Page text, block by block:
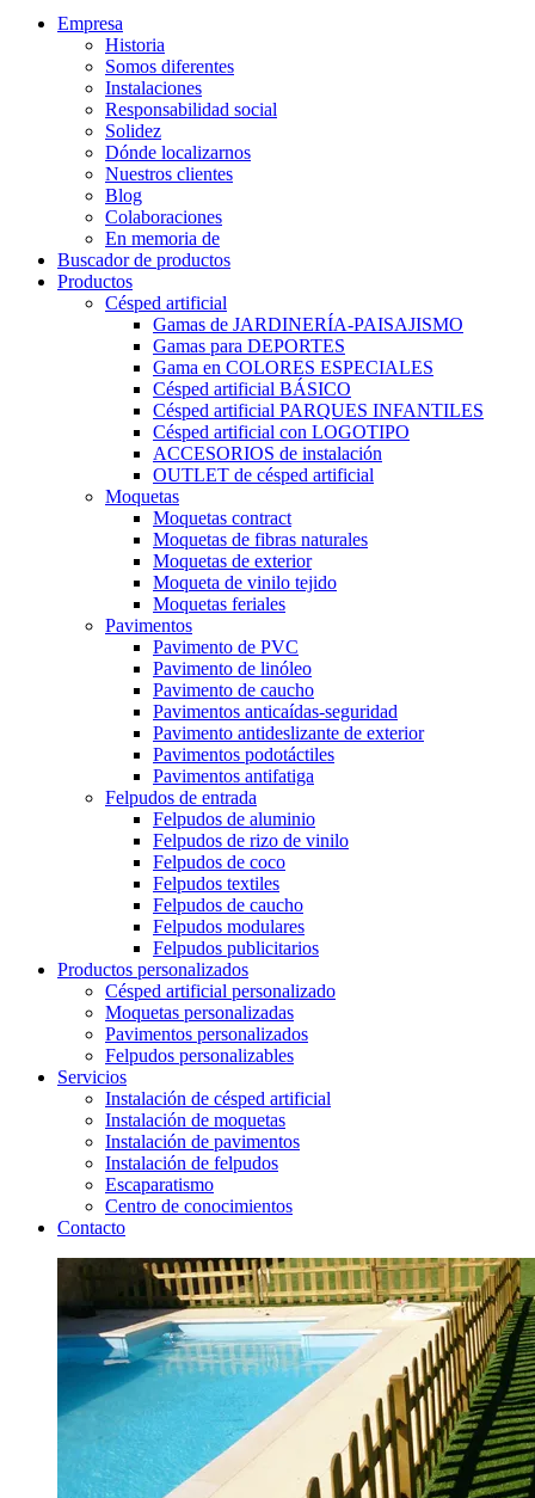
116
96
57
Empresa
Historia
Somos diferentes
Instalaciones
Responsabilidad social
Solidez
Dónde localizarnos
Nuestros clientes
Blog
Colaboraciones
En memoria de
Buscador de productos
Productos
Césped artificial
Gamas de JARDINERÍA-PAISAJISMO
Gamas para DEPORTES
Gama en COLORES ESPECIALES
Césped artificial BÁSICO
Césped artificial PARQUES INFANTILES
Césped artificial con LOGOTIPO
ACCESORIOS de instalación
OUTLET de césped artificial
Moquetas
Moquetas contract
Moquetas de fibras naturales
Moquetas de exterior
Moqueta de vinilo tejido
Moquetas feriales
Pavimentos
Pavimento de PVC
Pavimento de linóleo
Pavimento de caucho
Pavimentos anticaídas-seguridad
Pavimento antideslizante de exterior
Pavimentos podotáctiles
Pavimentos antifatiga
Felpudos de entrada
Felpudos de aluminio
Felpudos de rizo de vinilo
Felpudos de coco
Felpudos textiles
Felpudos de caucho
Felpudos modulares
Felpudos publicitarios
Productos personalizados
Césped artificial personalizado
Moquetas personalizadas
Pavimentos personalizados
Felpudos personalizables
Servicios
Instalación de césped artificial
Instalación de moquetas
Instalación de pavimentos
Instalación de felpudos
Escaparatismo
Centro de conocimientos
Contacto